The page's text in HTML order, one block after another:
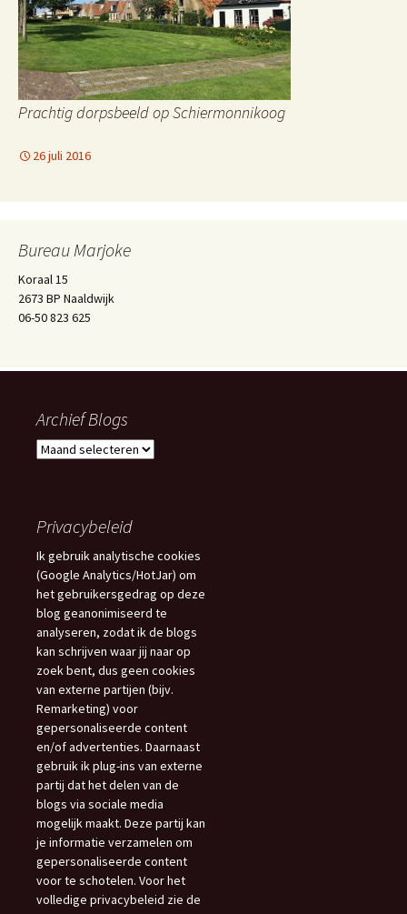
Prachtig dorpsbeeld op Schiermonnikoog
26 juli 2016
Bureau Marjoke
Koraal 15
2673 BP Naaldwijk
06-50 823 625
Archief Blogs
Archief
Privacybeleid
Ik gebruik analytische cookies
(Google Analytics/HotJar) om
het gebruikersgedrag op deze
blog geanonimiseerd te
analyseren, zodat ik de blogs
kan schrijven waar jij naar op
zoek bent, dus geen cookies
van externe partijen (bijv.
Remarketing) voor
gepersonaliseerde content
en/of advertenties. Daarnaast
gebruik ik plug-ins van externe
partij dat het delen van de
blogs via sociale media
mogelijk maakt. Deze partij kan
je informatie verzamelen om
gepersonaliseerde content
voor te schotelen. Voor het
volledige privacybeleid zie de